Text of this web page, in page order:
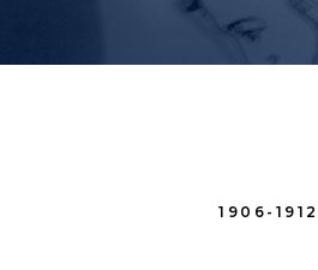
1906-1912